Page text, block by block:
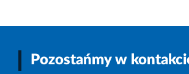
Pozostańmy w